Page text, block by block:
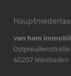
van ham
65207 Wiesbaden